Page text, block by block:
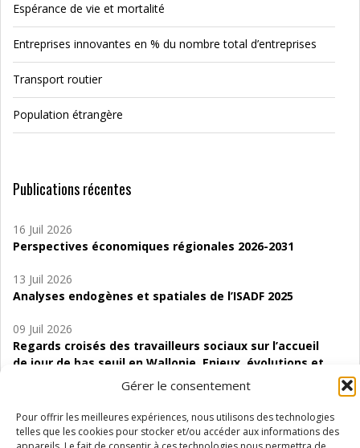
Gérer le consentement
Pour offrir les meilleures expériences, nous utilisons des technologies
telles que les cookies pour stocker et/ou accéder aux informations des
Espérance de vie et mortalité
Entreprises innovantes en % du nombre total d’entreprises
Transport routier
Population étrangère
Publications récentes
16 Juil 2026
Perspectives économiques régionales 2026-2031
13 Juil 2026
Analyses endogènes et spatiales de l’ISADF 2025
09 Juil 2026
Regards croisés des travailleurs sociaux sur l’accueil
de jour de bas seuil en Wallonie. Enjeux, évolutions et
06 Juil 2026
Étude d’évaluabilité des Structures